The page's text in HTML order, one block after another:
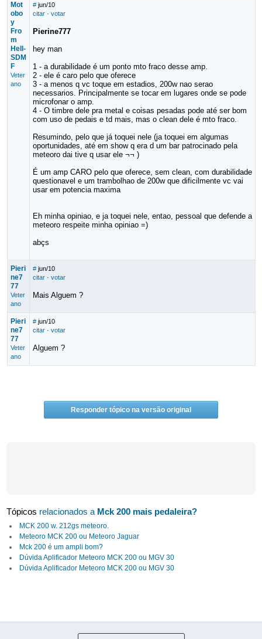
Mot
obo
y
Fro
m
Hell-
SDM
F
Veter
ano
# jun/10
citar· votar
Pierine777
hey man
1 - a durabilidade é um ponto mto fraco desse amp.
2 - ele é caro pelo que oferece
3 - a menos q vc toque em estadios, 200w nao serao
necessarios. Principalmente se tocar em lugares onde se pode
microfonar o amp.
4 - O timbre dele pra metal e coisas pesadas pode até ser bom
com uso de pedais e td mais, mas o clean dele é mto fraco.
Resumindo, pelo que já toquei nele (ja toquei em algumas
oportunidades, até em show q era d um bar patrocinado pela
meteoro dai tive q usar ele ¬¬ )
É um amp CARO pelo que oferece, sem clean, com durabilidade
questionavel e um trambolhao de 200w que dificilmente vc vai
usar em potencia maxima
Eh minha opiniao, e ja toquei nele, entao, pessoal que defende a
meteoro respeite minha opiniao =)
abçs
Pieri
ne7
77
Veter
ano
# jun/10
citar· votar
Mais Alguem ?
Pieri
ne7
77
Veter
ano
# jun/10
citar· votar
Alguem ?
Responder tópico na versão original
Tópicos relacionados a Mck 200 mais pedaleira?
MCK 200 w. 212gs meteoro.
Meteoro MCK 200 ou Meteoro Jaguar
Mck 200 é um ampli bom?
Dúvida Aplificador Meteoro MCK 200 ou MGV 30
Dúvida Aplificador Meteoro MCK 200 ou MGV 30